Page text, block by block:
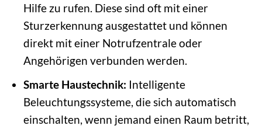
Hilfe zu rufen. Diese sind oft mit einer
Sturzerkennung ausgestattet und können
direkt mit einer Notrufzentrale oder
Angehörigen verbunden werden.
Smarte Haustechnik: Intelligente
Beleuchtungssysteme, die sich automatisch
einschalten, wenn jemand einen Raum betritt,